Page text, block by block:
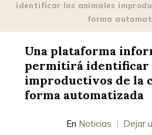
identificar los animales
forma
Una plataforma
permitirá identificar
improductivos de la
forma automatizada
En Noticias Dejar